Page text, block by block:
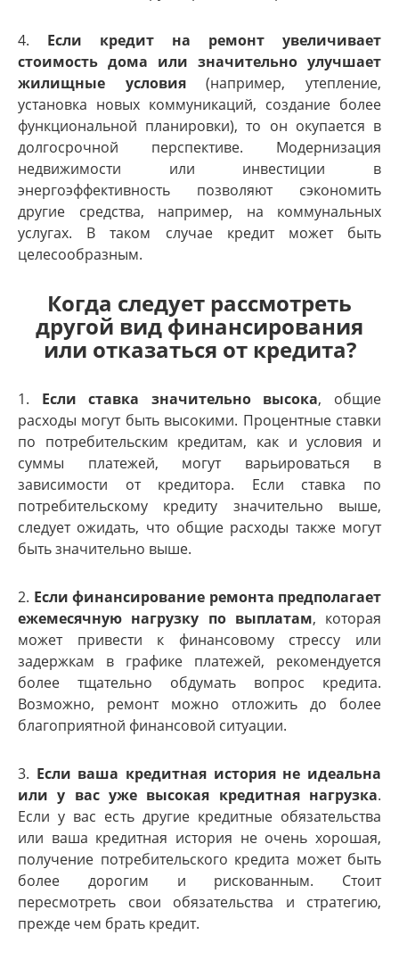
4. Если кредит на ремонт увеличивает
стоимость дома или значительно улучшает
жилищные условия(например, утепление,
установка новых коммуникаций, создание более
функциональной планировки), то он окупается в
долгосрочной перспективе. Модернизация
недвижимости или инвестиции в
энергоэффективность позволяют сэкономить
другие средства, например, на коммунальных
услугах. В таком случае кредит может быть
целесообразным.
Когда следует рассмотреть
другой вид финансирования
или отказаться от кредита?
1. Если ставка значительно высока, общие
расходы могут быть высокими. Процентные ставки
по потребительским кредитам, как и условия и
суммы платежей, могут варьироваться в
зависимости от кредитора. Если ставка по
потребительскому кредиту значительно выше,
следует ожидать, что общие расходы также могут
быть значительно выше.
2. Если финансирование ремонта предполагает
ежемесячную нагрузку по выплатам, которая
может привести к финансовому стрессу или
задержкам в графике платежей, рекомендуется
более тщательно обдумать вопрос кредита.
Возможно, ремонт можно отложить до более
благоприятной финансовой ситуации.
3. Если ваша кредитная история не идеальна
или у вас уже высокая кредитная нагрузка.
Если у вас есть другие кредитные обязательства
или ваша кредитная история не очень хорошая,
получение потребительского кредита может быть
более дорогим и рискованным. Стоит
пересмотреть свои обязательства и стратегию,
прежде чем брать кредит.